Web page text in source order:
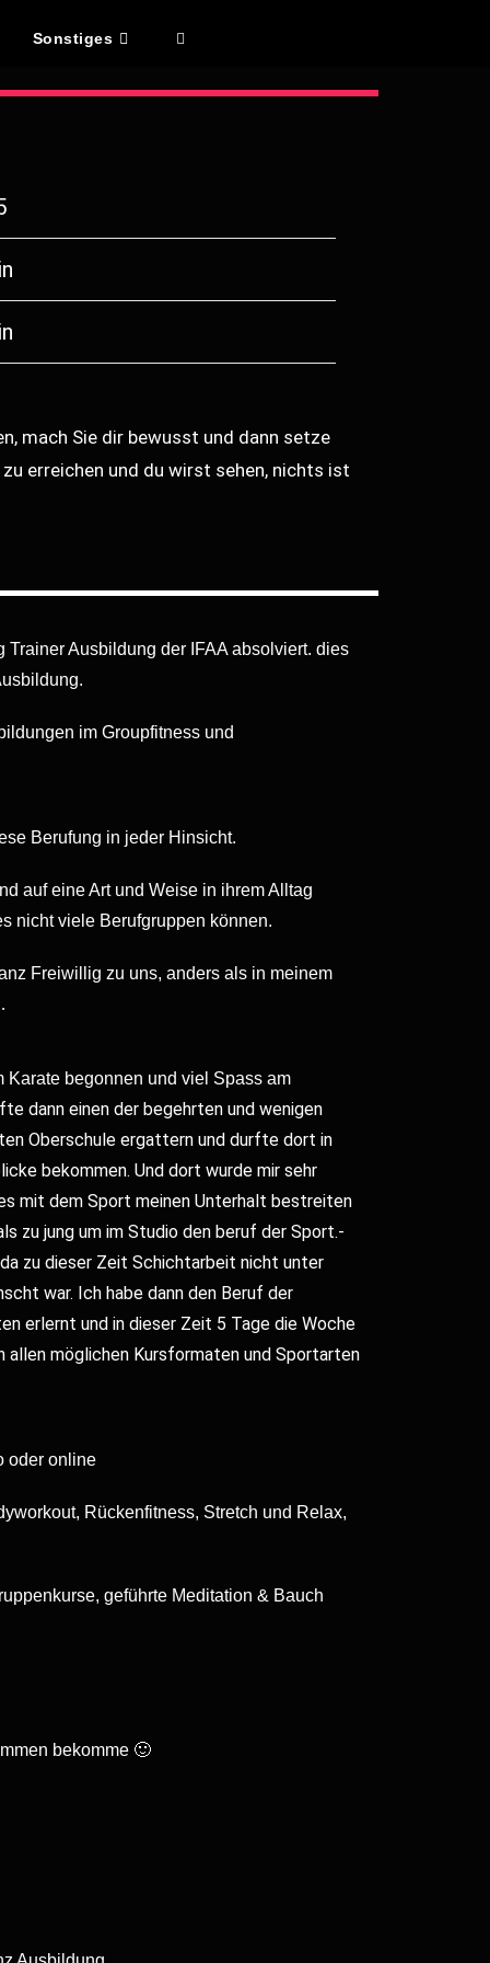
Sonstiges
mach Sie dir bewusst und dann setze
erreichen und du wirst sehen, nichts ist
Ausbildung der IFAA absolviert. dies
im Groupfitness und
Berufung in jeder Hinsicht.
auf eine Art und Weise in ihrem Alltag
nicht viele Berufgruppen können.
Freiwillig zu uns, anders als in meinem
Karate begonnen und viel Spass am
dann einen der begehrten und wenigen
Oberschule ergattern und durfte dort in
bekommen. Und dort wurde mir sehr
mit dem Sport meinen Unterhalt bestreiten
zu jung um im Studio den beruf der Sport.-
da zu dieser Zeit Schichtarbeit nicht unter
war. Ich habe dann den Beruf der
erlernt und in dieser Zeit 5 Tage die Woche
allen möglichen Kursformaten und Sportarten
oder online
Rückenfitness, Stretch und Relax,
geführte Meditation & Bauch
bekomme 🙂